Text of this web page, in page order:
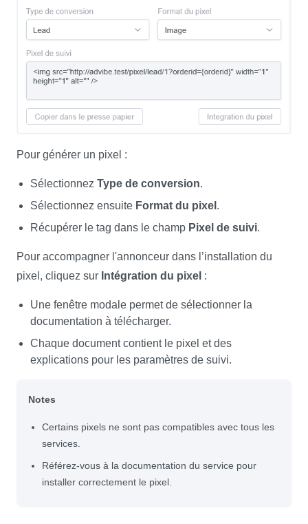
Pour générer un pixel :
Sélectionnez Type de conversion.
Sélectionnez ensuite Format du pixel .
Récupérer le tag dans le champ Pixel de suivi.
Pour accompagner l'annonceur dans l’installation du
pixel, cliquez sur Intégration du pixel :
Une fenêtre modale permet de sélectionner la
documentation à télécharger.
Chaque document contient le pixel et des
explications pour les paramètres de suivi.
Notes
Certains pixels ne sont pas compatibles avec tous les
services.
Référez-vous à la documentation du service pour
installer correctement le pixel.